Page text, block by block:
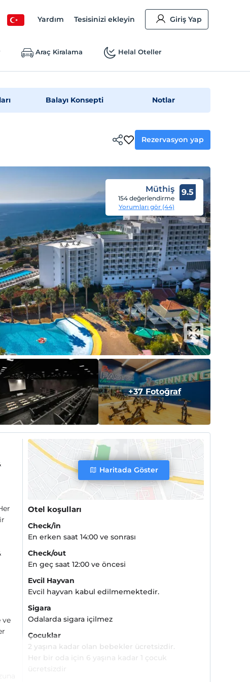
Yardım Tesisinizi ekleyin Giriş Yap
Araç Kiralama Helal Oteller
Balayı Konsepti Notlar
Rezervasyon yap
Müthiş
154 değerlendirme
Yorumları gör (44)
9.5
+37 Fotoğraf
ve
Haritada Göster
Otel koşulları
Check/in
En erken saat 14:00 ve sonrası
Check/out
En geç saat 12:00 ve öncesi
Evcil Hayvan
Evcil hayvan kabul edilmemektedir.
Sigara
Odalarda sigara içilmez
Çocuklar
2 yaşına kadar olan bebekler ücretsizdir.
Her bir oda için 6 yaşına kadar 1 çocuk
ücretsizdir